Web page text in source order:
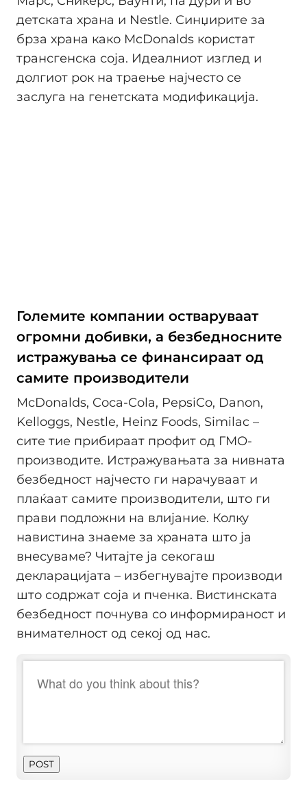
детската храна и Nestle. Синџирите за
брза храна како McDonalds користат
трансгенска соја. Идеалниот изглед и
долгиот рок на траење најчесто се
заслуга на генетската модификација.
Големите компании остваруваат
огромни добивки, а безбедносните
истражувања се финансираат од
самите производители
McDonalds, Coca-Cola, PepsiCo, Danon,
Kelloggs, Nestle, Heinz Foods, Similac –
сите тие прибираат профит од ГМО-
производите. Истражувањата за нивната
безбедност најчесто ги нарачуваат и
плаќаат самите производители, што ги
прави подложни на влијание. Колку
навистина знаеме за храната што ја
внесуваме? Читајте ја секогаш
декларацијата – избегнувајте производи
што содржат соја и пченка. Вистинската
безбедност почнува со информираност и
внимателност од секој од нас.
POST